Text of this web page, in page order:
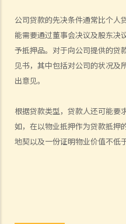
公司贷款的先决条件通常比个人
能需要通过董事会决议及股东决
予抵押品。对于向公司提供的贷
见书，其中包括对公司的状况及
出意见。
根据贷款类型，贷款人还可能要
如，在以物业抵押作为贷款抵押
地契以及一份证明物业价值不低
1. 借钱给亲戚是否需要遵守《放
2. 放债人能否通过合约避免《放
3. 《放债人条例》（第163章）
4. 在放债及借款方面，银行与持
1. 质押及当押是甚么?
2. 哪些人需要获得当押商牌照？
3. 申请牌照的资格要求是什么？